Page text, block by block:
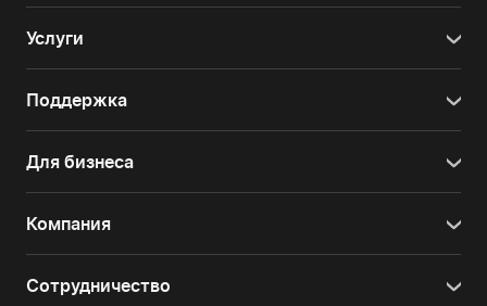
Услуги
Поддержка
Для бизнеса
Компания
Сотрудничество